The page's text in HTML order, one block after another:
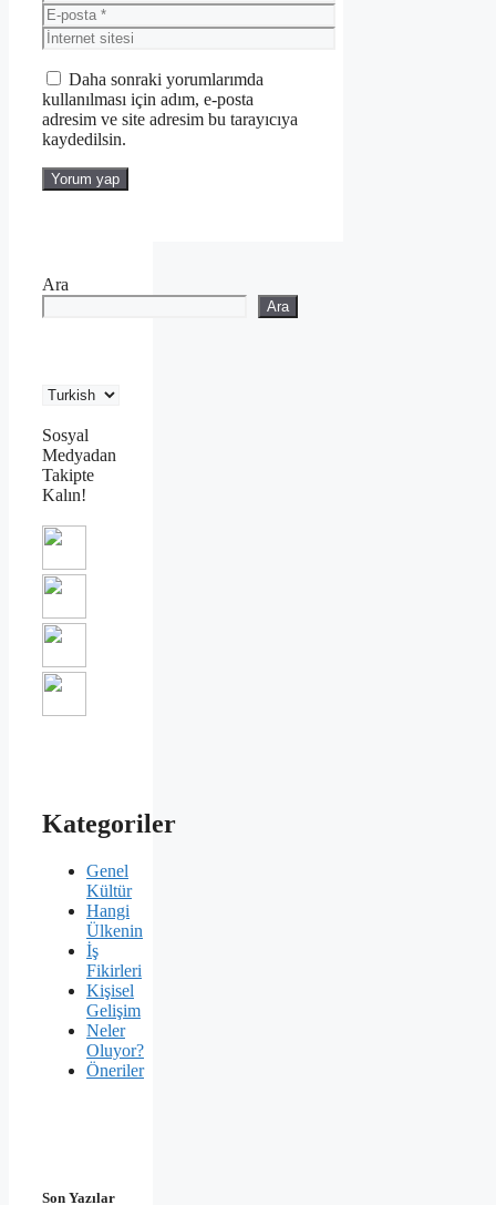
E-
posta
İnternet
sitesi
Daha sonraki yorumlarımda
kullanılması için adım, e-posta
adresim ve site adresim bu tarayıcıya
kaydedilsin.
Ara
Ara
Sosyal
Medyadan
Takipte
Kalın!
Kategoriler
Genel
Kültür
Hangi
Ülkenin
İş
Fikirleri
Kişisel
Gelişim
Neler
Oluyor?
Öneriler
Son Yazılar